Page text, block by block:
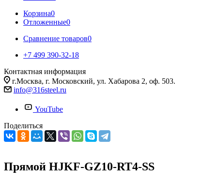
Корзина0
Отложенные0
Сравнение товаров0
+7 499 390-32-18
Контактная информация
г.Москва, г. Московский, ул. Хабарова 2, оф. 503.
info@316steel.ru
YouTube
Поделиться
Прямой HJKF-GZ10-RT4-SS